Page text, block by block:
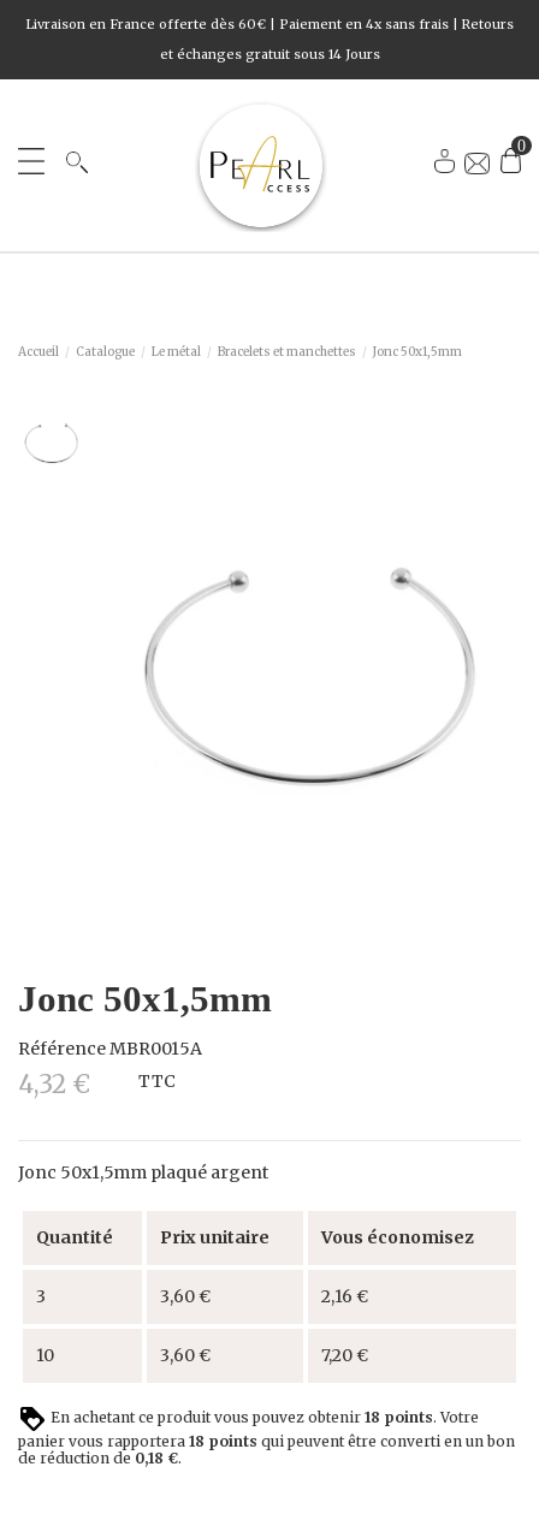
Livraison en France offerte dès 60€ | Paiement en 4x sans frais | Retours
et échanges gratuit sous 14 Jours
0
Accueil Catalogue Le métal Bracelets et manchettes Jonc 50x1,5mm
Jonc 50x1,5mm
RéférenceMBR0015A
4,32 € TTC
Jonc 50x1,5mm plaqué argent
Quantité Prix unitaire Vous économisez
3 3,60 € 2,16 €
10 3,60 € 7,20 €
En achetant ce produit vous pouvez obtenir 18 points. Votre
panier vous rapportera 18 points qui peuvent être converti en un bon
de réduction de 0,18 €.